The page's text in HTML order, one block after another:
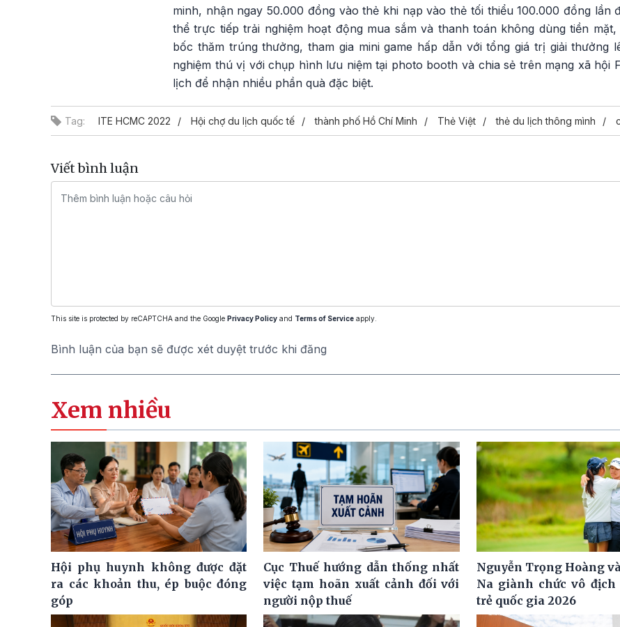
minh, nhận ngay 50.000 đồng vào thẻ khi nạp vào thẻ tối thiểu 100.000 đồng lần
thể trực tiếp trải nghiệm hoạt động mua sắm và thanh toán không dùng tiền
bốc thăm trúng thưởng, tham gia mini game hấp dẫn với tổng giá trị giải thưởng
nghiệm thú vị với chụp hình lưu niệm tại photo booth và chia sẻ trên mạng xã hội
lịch để nhận nhiều phần quà đặc biệt.
Tag: ITE HCMC 2022 Hội chợ du lịch quốc tế thành phố Hồ Chí Minh Thẻ Việt thẻ du lịch thông mình
Viết bình luận
This site is protected by reCAPTCHA and the Google Privacy Policy and Terms of Service apply.
Bình luận của bạn sẽ được xét duyệt trước khi đăng
Xem nhiều
Hội phụ huynh không được đặt
ra các khoản thu, ép buộc đóng
góp
Cục Thuế hướng dẫn thống nhất
việc tạm hoãn xuất cảnh đối với
người nộp thuế
Nguyễn Trọng Hoàng
Na giành chức vô
trẻ quốc gia 2026